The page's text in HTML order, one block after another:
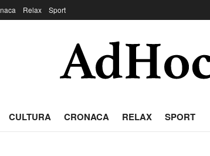
Relax Sport
CULTURA CRONACA RELAX SPORT